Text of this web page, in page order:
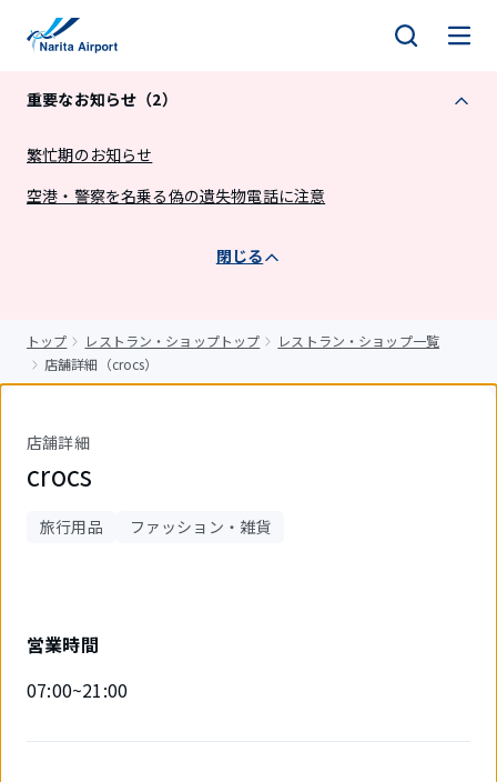
重要なお知らせ（2）
繁忙期のお知らせ
空港・警察を名乗る偽の遺失物電話に注意
閉じる
トップ レストラン・ショップトップ
レストラン・ショップ一覧
店舗詳細（crocs）
店舗詳細
crocs
旅行用品 ファッション・雑貨
営業時間
07:00~21:00